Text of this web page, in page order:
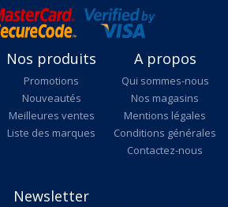
Nos produits
Promotions
Nouveautés
Meilleures ventes
Liste des marques
A propos
Qui sommes-nous
Nos magasins
Mentions légales
Conditions générales
Contactez-nous
Newsletter